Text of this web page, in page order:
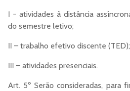
I - atividades à distância
do semestre letivo;
II – trabalho efetivo discente (TED);
III – atividades presenciais.
Art. 5º Serão consideradas, para